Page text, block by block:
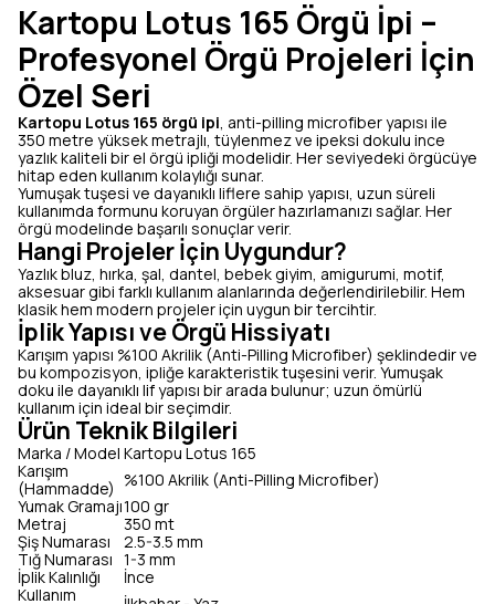
Kartopu Lotus 165 Örgü İpi –
Profesyonel Örgü Projeleri İçin
Özel Seri
Kartopu Lotus 165 örgü ipi, anti-pilling microfiber yapısı ile
350 metre yüksek metrajlı, tüylenmez ve ipeksi dokulu ince
yazlık kaliteli bir el örgü ipliği modelidir. Her seviyedeki örgücüye
hitap eden kullanım kolaylığı sunar.
Yumuşak tuşesi ve dayanıklı liflere sahip yapısı, uzun süreli
kullanımda formunu koruyan örgüler hazırlamanızı sağlar. Her
örgü modelinde başarılı sonuçlar verir.
Hangi Projeler İçin Uygundur?
Yazlık bluz, hırka, şal, dantel, bebek giyim, amigurumi, motif,
aksesuar gibi farklı kullanım alanlarında değerlendirilebilir. Hem
klasik hem modern projeler için uygun bir tercihtir.
İplik Yapısı ve Örgü Hissiyatı
Karışım yapısı %100 Akrilik (Anti-Pilling Microfiber) şeklindedir ve
bu kompozisyon, ipliğe karakteristik tuşesini verir. Yumuşak
doku ile dayanıklı lif yapısı bir arada bulunur; uzun ömürlü
kullanım için ideal bir seçimdir.
Ürün Teknik Bilgileri
Marka / Model Kartopu Lotus 165
Karışım
(Hammadde) %100 Akrilik (Anti-Pilling Microfiber)
Yumak Gramajı100 gr
Metraj
350 mt
Şiş Numarası
2.5-3.5 mm
Tığ Numarası 1-3 mm
İplik Kalınlığı
İnce
Kullanım